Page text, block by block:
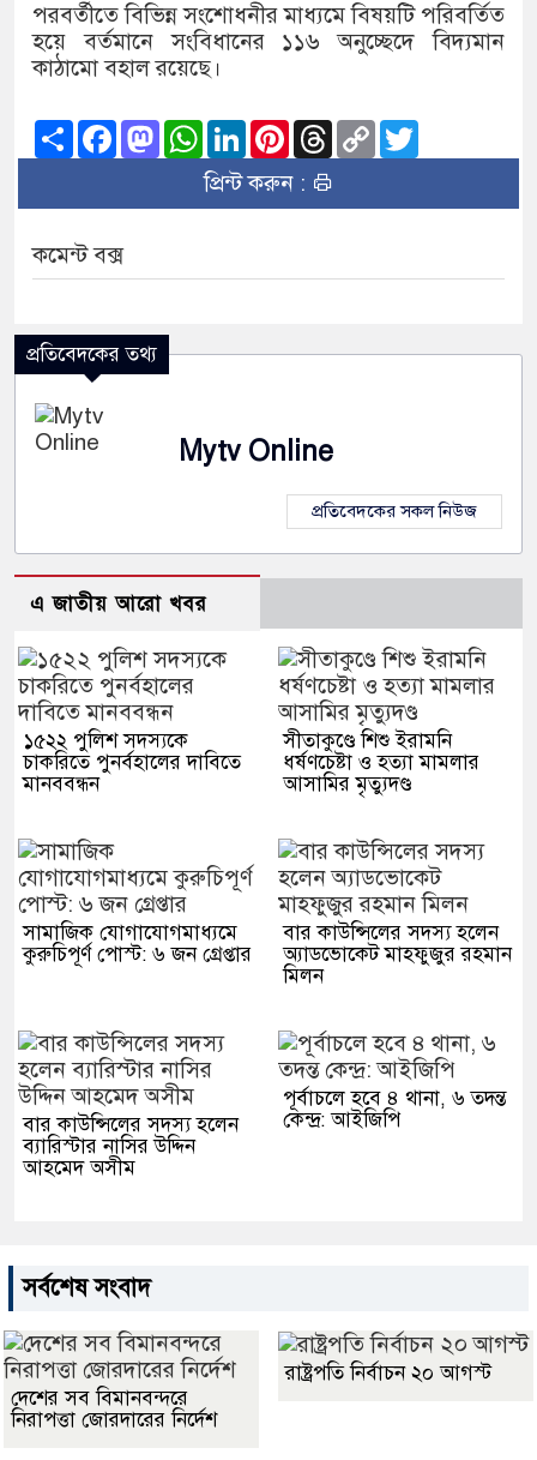
পরবর্তীতে বিভিন্ন সংশোধনীর মাধ্যমে বিষয়টি পরিবর্তিত
হয়ে বর্তমানে সংবিধানের ১১৬ অনুচ্ছেদে বিদ্যমান
কাঠামো বহাল রয়েছে।
ShareFacebook
Mastodon
WhatsApp
LinkedInPinterest
Threads
Copy
Link
প্রিন্ট করুন :
কমেন্ট বক্স
প্রতিবেদকের তথ্য
Mytv Online
প্রতিবেদকের সকল নিউজ
এ জাতীয় আরো খবর
১৫২২ পুলিশ সদস্যকে
চাকরিতে পুনর্বহালের দাবিতে
মানববন্ধন
সীতাকুণ্ডে শিশু ইরামনি
ধর্ষণচেষ্টা ও হত্যা মামলার
আসামির মৃত্যুদণ্ড
সামাজিক যোগাযোগমাধ্যমে
কুরুচিপূর্ণ পোস্ট: ৬ জন গ্রেপ্তার
বার কাউন্সিলের সদস্য হলেন
অ্যাডভোকেট মাহফুজুর রহমান
মিলন
বার কাউন্সিলের সদস্য হলেন
ব্যারিস্টার নাসির উদ্দিন
আহমেদ অসীম
পূর্বাচলে হবে ৪ থানা, ৬ তদন্ত
কেন্দ্র: আইজিপি
সর্বশেষ সংবাদ
দেশের সব বিমানবন্দরে
নিরাপত্তা জোরদারের নির্দেশ
রাষ্ট্রপতি নির্বাচন ২০ আগস্ট